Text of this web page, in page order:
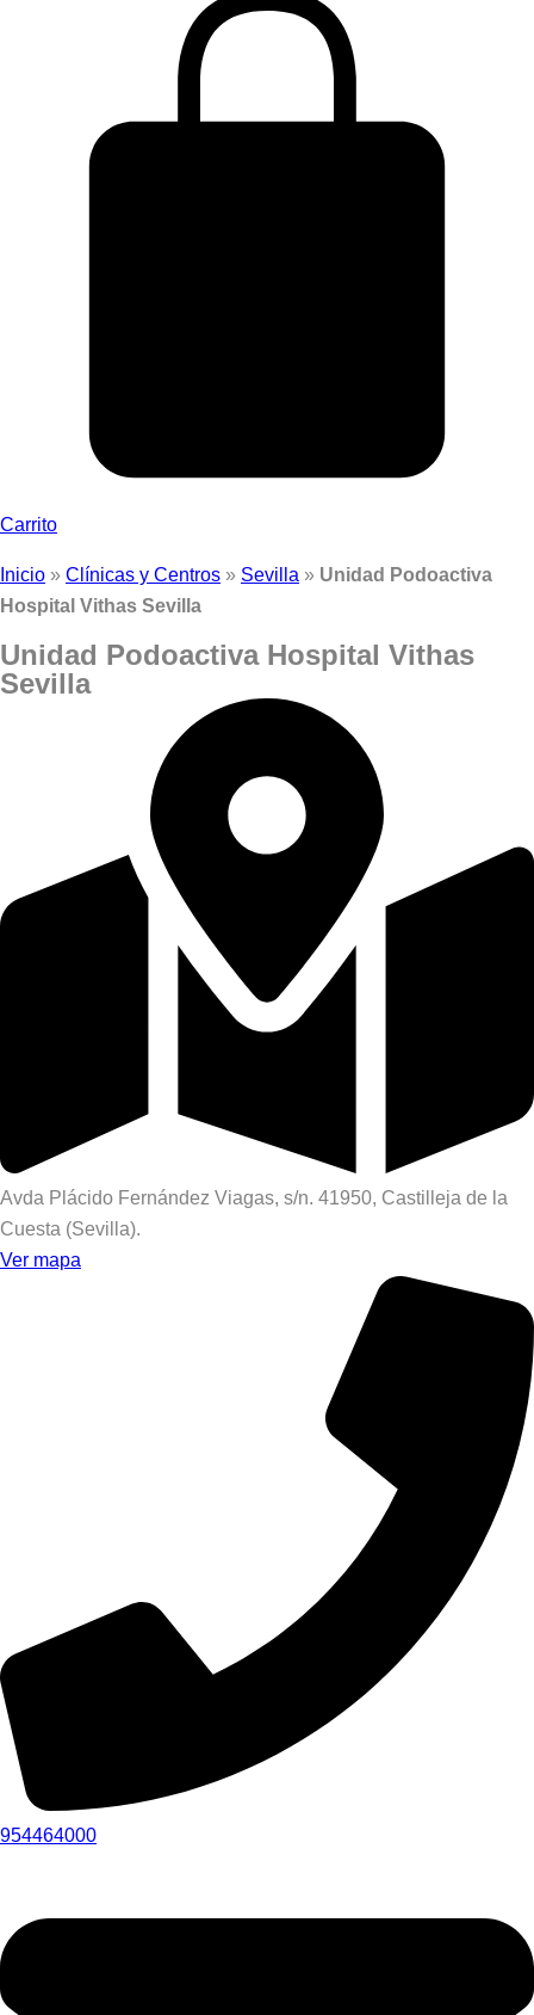
Carrito
Inicio » Clínicas y Centros » Sevilla » Unidad Podoactiva
Hospital Vithas Sevilla
Unidad Podoactiva Hospital Vithas
Sevilla
Avda Plácido Fernández Viagas, s/n. 41950, Castilleja de la
Cuesta (Sevilla).
Ver mapa
954464000